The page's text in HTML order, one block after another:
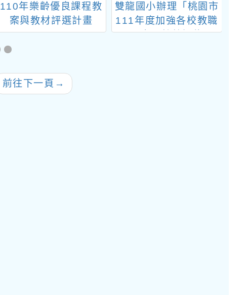
110年樂齡優良課程教
案與教材評選計畫
雙龍國小辦理「桃園市
111年度加強各校教職
員及家長特教知能研
前往下一頁 →